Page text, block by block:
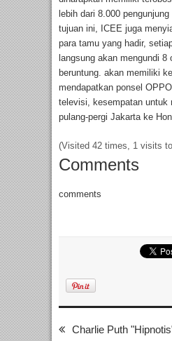
lebih dari 8.000
tujuan ini, ICEE juga
para tamu yang hadir,
langsung akan mengundi 8
beruntung. akan memiliki
mendapatkan ponsel
televisi, kesempatan untuk
pulang-pergi Jakarta ke
(Visited 42 times, 1 visits
Comments
comments
Charlie Puth